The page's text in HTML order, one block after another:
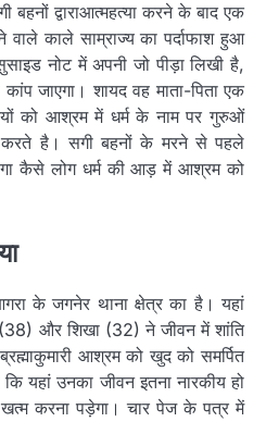
बहनों द्वाराआत्महत्या करने के बाद एक
वाले काले साम्राज्य का पर्दाफाश हुआ
नोट में अपनी जो पीड़ा लिखी है,
जाएगा। शायद वह माता-पिता एक
को आश्रम में धर्म के नाम पर गुरुओं
करते है। सगी बहनों के मरने से पहले
कैसे लोग धर्म की आड़ में आश्रम को
के जगनेर थाना क्षेत्र का है। यहां
(38) और शिखा (32) ने जीवन में शांति
आश्रम को खुद को समर्पित
यहां उनका जीवन इतना नारकीय हो
खत्म करना पड़ेगा। चार पेज के पत्र में